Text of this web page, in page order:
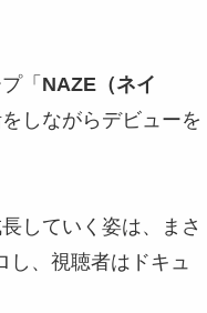
「 NAZE（ネイ
しながらデビューを
していく姿は、まさ
、視聴者はドキュ